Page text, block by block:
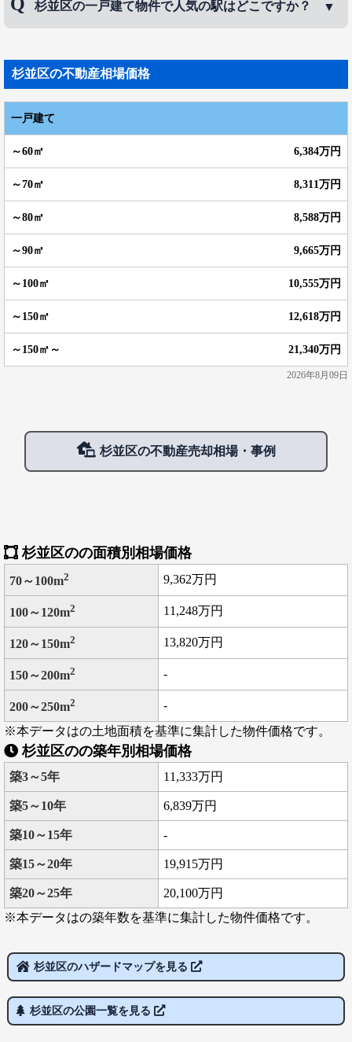
などが挙げられます。荻窪は中心部の活気と、住宅街の落ち着き
アにもよりますが、予算は4500万円～5億5千万程度です。
田山、久我山などです。
杉並区の一戸建て物件で人気の駅はどこですか？
窪駅、浜田山駅などです。
杉並区の不動産相場価格
一戸建て
6,384万円
8,311万円
8,588万円
9,665万円
10,555万円
12,618万円
21,340万円
2026年8月09日
杉並区の不動産売却相場・事例
杉並区のの面積別相場価格
70～100m2 9,362万円
100～120m2 11,248万円
120～150m2 13,820万円
150～200m2 -
200～250m2
-
※本データはの土地面積を基準に集計した物件価格です。
杉並区のの築年別相場価格
築3～5年 11,333万円
築5～10年 6,839万円
築10～15年 -
築15～20年 19,915万円
築20～25年
20,100万円
※本データはの築年数を基準に集計した物件価格です。
杉並区のハザードマップを見る
杉並区の公園一覧を見る